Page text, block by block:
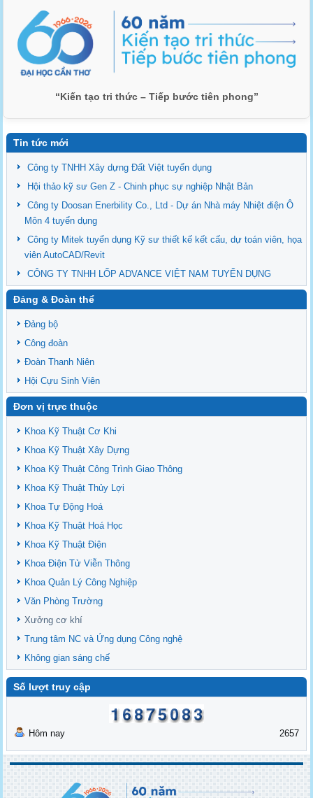
“Kiến tạo tri thức – Tiếp bước tiên phong”
Tin tức mới
Công ty TNHH Xây dựng Đất Việt tuyển dụng
Hội thảo kỹ sư Gen Z - Chinh phục sự nghiệp Nhật Bản
Công ty Doosan Enerbility Co., Ltd - Dự án Nhà máy Nhiệt điện Ô
Môn 4 tuyển dụng
Công ty Mitek tuyển dụng Kỹ sư thiết kế kết cấu, dự toán viên, họa
viên AutoCAD/Revit
CÔNG TY TNHH LỐP ADVANCE VIỆT NAM TUYỂN DỤNG
Đảng & Đoàn thể
Đảng bộ
Công đoàn
Đoàn Thanh Niên
Hội Cựu Sinh Viên
Đơn vị trực thuộc
Khoa Kỹ Thuật Cơ Khi
Khoa Kỹ Thuật Xây Dựng
Khoa Kỹ Thuật Công Trình Giao Thông
Khoa Kỹ Thuật Thủy Lợi
Khoa Tự Động Hoá
Khoa Kỹ Thuật Hoá Học
Khoa Kỹ Thuật Điện
Khoa Điện Tử Viễn Thông
Khoa Quản Lý Công Nghiệp
Văn Phòng Trường
Xưởng cơ khí
Trung tâm NC và Ứng dụng Công nghệ
Không gian sáng chế
Số lượt truy cập
Hôm nay 2657